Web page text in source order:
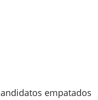
empatados